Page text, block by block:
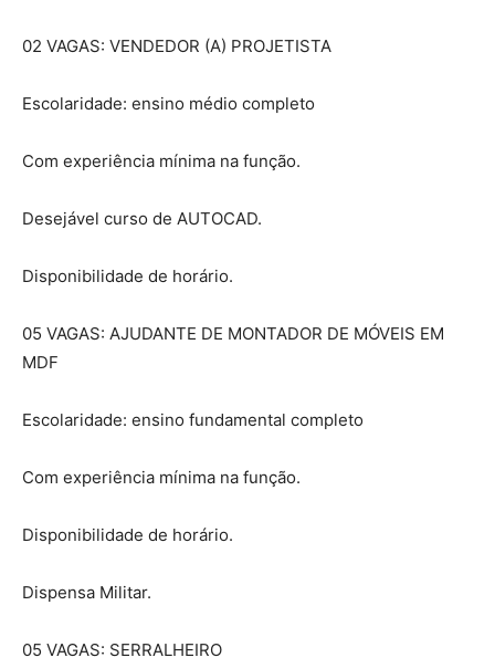
02 VAGAS: VENDEDOR (A) PROJETISTA
Escolaridade: ensino médio completo
Com experiência mínima na função.
Desejável curso de AUTOCAD.
Disponibilidade de horário.
05 VAGAS: AJUDANTE DE MONTADOR DE MÓVEIS EM
MDF
Escolaridade: ensino fundamental completo
Com experiência mínima na função.
Disponibilidade de horário.
Dispensa Militar.
05 VAGAS: SERRALHEIRO